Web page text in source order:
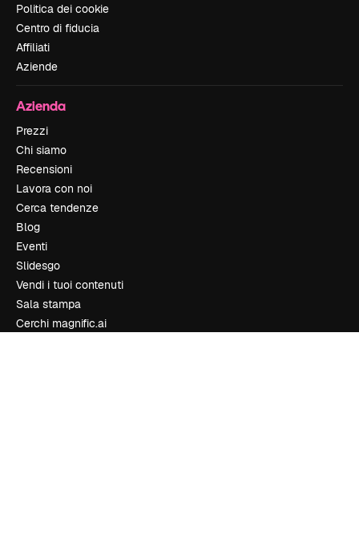
Politica dei cookie
Centro di fiducia
Affiliati
Aziende
Azienda
Prezzi
Chi siamo
Recensioni
Lavora con noi
Cerca tendenze
Blog
Eventi
Slidesgo
Vendi i tuoi contenuti
Sala stampa
Cerchi magnific.ai